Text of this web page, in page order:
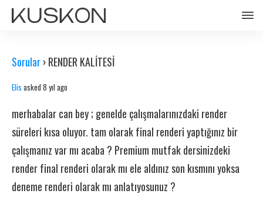
Sorular›RENDER KALİTESİ
Elis asked 8 yıl ago
merhabalar can bey ; genelde çalışmalarınızdaki render
süreleri kısa oluyor. tam olarak final renderi yaptığınız bir
çalışmanız var mı acaba ? Premium mutfak dersinizdeki
render final renderi olarak mı ele aldınız son kısmını yoksa
deneme renderi olarak mı anlatıyosunuz ?